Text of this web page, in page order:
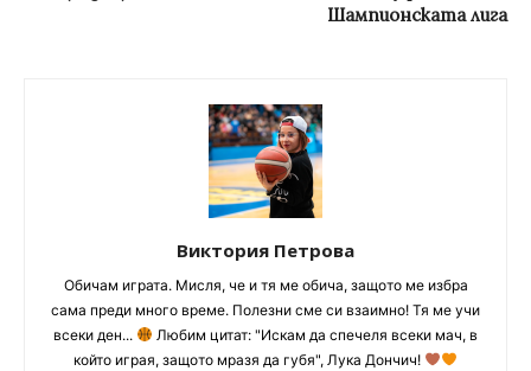
Шампионската лига
Виктория Петрова
Обичам играта. Мисля, че и тя ме обича, защото ме избра
сама преди много време. Полезни сме си взаимно! Тя ме учи
всеки ден...
Любим цитат: "Искам да спечеля всеки мач, в
който играя, защото мразя да губя", Лука Дончич!